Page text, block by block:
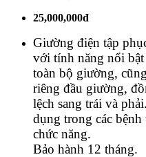
25,000,000đ
Giường điện tập
với tính năng nổi bật
toàn bộ giường,
riêng đầu giường,
lệch sang trái và
dụng trong các
chức năng.
Bảo hành 12 tháng.